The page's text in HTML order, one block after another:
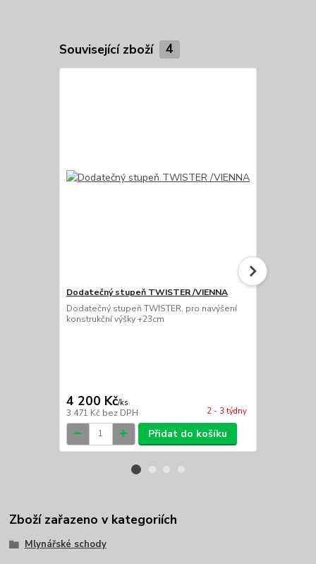
Související zboží 4
Dodatečný stupeň TWISTER /VIENNA
Dodatečný stupeň TWISTER, pro navýšení
konstrukční výšky +23cm
4 200 Kč/ks
3 471 Kč bez DPH 2 - 3 týdny
Přidat do košíku
Zboží zařazeno v kategoriích
Mlynářské schody